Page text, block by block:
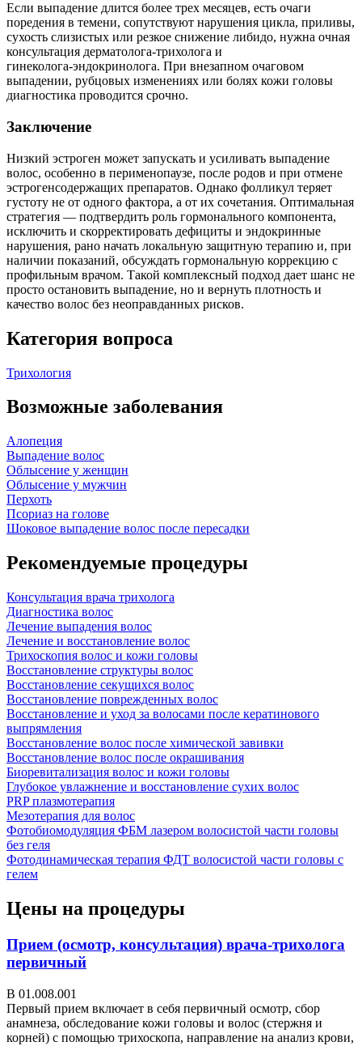
Если выпадение длится более трех месяцев, есть очаги
поредения в темени, сопутствуют нарушения цикла, приливы,
сухость слизистых или резкое снижение либидо, нужна очная
консультация дерматолога‑трихолога и
гинеколога‑эндокринолога. При внезапном очаговом
выпадении, рубцовых изменениях или болях кожи головы
диагностика проводится срочно.
Заключение
Низкий эстроген может запускать и усиливать выпадение
волос, особенно в перименопаузе, после родов и при отмене
эстрогенсодержащих препаратов. Однако фолликул теряет
густоту не от одного фактора, а от их сочетания. Оптимальная
стратегия — подтвердить роль гормонального компонента,
исключить и скорректировать дефициты и эндокринные
нарушения, рано начать локальную защитную терапию и, при
наличии показаний, обсуждать гормональную коррекцию с
профильным врачом. Такой комплексный подход дает шанс не
просто остановить выпадение, но и вернуть плотность и
качество волос без неоправданных рисков.
Категория вопроса
Трихология
Возможные заболевания
Алопеция
Выпадение волос
Облысение у женщин
Облысение у мужчин
Перхоть
Псориаз на голове
Шоковое выпадение волос после пересадки
Рекомендуемые процедуры
Консультация врача трихолога
Диагностика волос
Лечение выпадения волос
Лечение и восстановление волос
Трихоскопия волос и кожи головы
Восстановление структуры волос
Восстановление секущихся волос
Восстановление поврежденных волос
Восстановление и уход за волосами после кератинового
выпрямления
Восстановление волос после химической завивки
Восстановление волос после окрашивания
Биоревитализация волос и кожи головы
Глубокое увлажнение и восстановление сухих волос
PRP плазмотерапия
Мезотерапия для волос
Фотобиомодуляция ФБМ лазером волосистой части головы
без геля
Фотодинамическая терапия ФДТ волосистой части головы с
гелем
Цены на процедуры
Прием (осмотр, консультация) врача-трихолога
первичный
В 01.008.001
Первый прием включает в себя первичный осмотр, сбор
анамнеза, обследование кожи головы и волос (стержня и
корней) с помощью трихоскопа, направление на анализ крови,